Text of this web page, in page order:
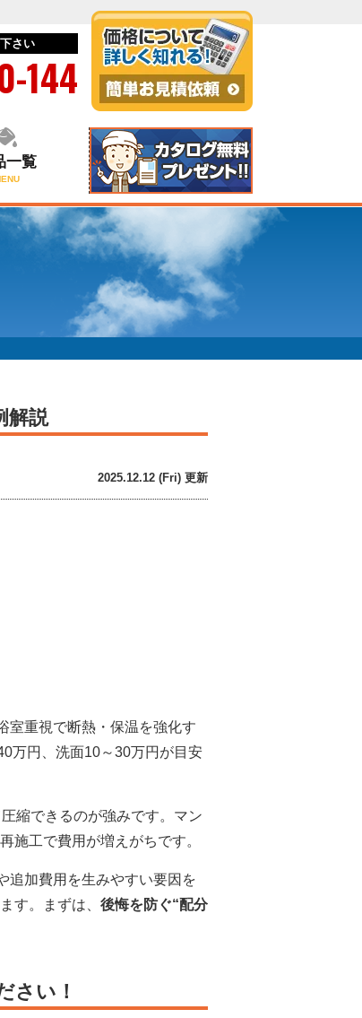
さい
144
一覧
解説
2025.12.12 (Fri) 更新
室重視で断熱・保温を強化す
万円、洗面10～30万円が目安
縮できるのが強みです。マン
施工で費用が増えがちです。
追加費用を生みやすい要因を
す。まずは、 後悔を防ぐ“配分
さい！